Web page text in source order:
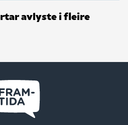
avlyste i fleire